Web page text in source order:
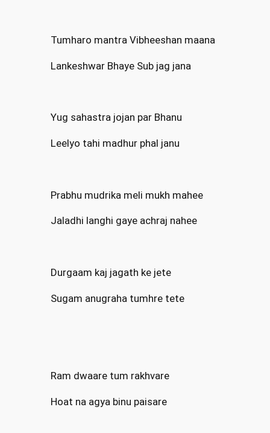
Tumharo mantra Vibheeshan maana
Lankeshwar Bhaye Sub jag jana
Yug sahastra jojan par Bhanu
Leelyo tahi madhur phal janu
Prabhu mudrika meli mukh mahee
Jaladhi langhi gaye achraj nahee
Durgaam kaj jagath ke jete
Sugam anugraha tumhre tete
Ram dwaare tum rakhvare
Hoat na agya binu paisare